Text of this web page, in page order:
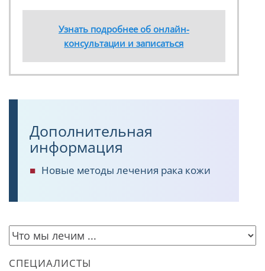
Узнать подробнее об онлайн-
консультации и записаться
Дополнительная
информация
Новые методы лечения рака кожи
СПЕЦИАЛИСТЫ